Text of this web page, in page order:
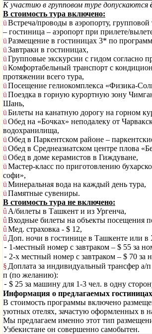
К участию в групповом туре допускаются
В стоимость тура включено:
üВстреча/проводы в аэропорту, групповой
– гостиница – аэропорт при прилете/
üРазмещение в гостиницах 3* по
üЗавтраки в гостиницах,
üГрупповые экскурсии с гидом согласно
üКомфортабельный транспорт с
протяжении всего тура,
üПосещение гелиокомплекса «Физика-
üПоездка в горную курортную зону
Шань,
üБилеты на канатную дорогу на горном
üОбед на «Бочках» неподалеку от
водохранилища,
üОбед в Паркентском районе –
üОбед в Среднеазиатском центре плова
üОбед в доме керамистов в Гиждуване,
üМастер-класс по приготовлению
софи»,
üМинеральная вода на каждый день тура,
üПамятные сувениры.
В стоимость тура не включено:
û А/билеты в Ташкент и из Ургенча,
ûВходные билеты на объекты посещения
ûМед. страховка - $ 12,
û Доп. ночи в гостинице в Ташкенте или
- 1-местный номер с завтраком – $ 55 за
- 2-х местный номер с завтраком – $ 70 за
§ Доплата за индивидуальный трансфер а/п
п (по желанию):
- $ 25 за машину для 1-3 чел. в одну
Информация о предлагаемых
В стоимость программы включено
уютных отелях, зачастую оформленных в
Мы предлагаем именно этот тип
Узбекистане он совершенно самобытен.